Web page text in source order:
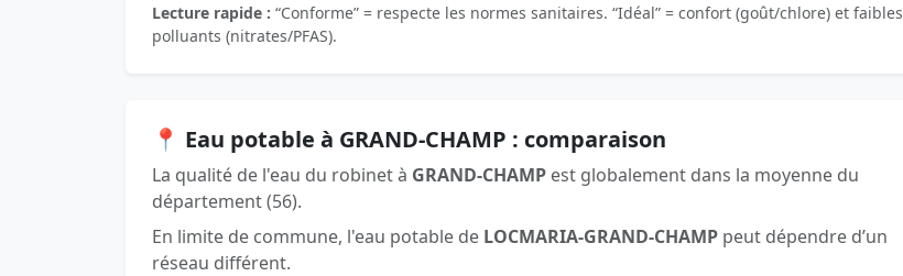
Lecture rapide : “Conforme” = respecte les normes sanitaires. “Idéal” = confort (goût/chlore) et faibles
polluants (nitrates/PFAS).
📍 Eau potable à GRAND-CHAMP : comparaison
La qualité de l'eau du robinet à GRAND-CHAMP est globalement dans la moyenne du
département (56).
En limite de commune, l'eau potable de LOCMARIA-GRAND-CHAMP peut dépendre d’un
réseau différent.